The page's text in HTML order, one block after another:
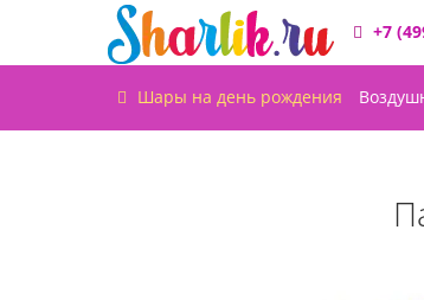
+7
Шары на день рождения